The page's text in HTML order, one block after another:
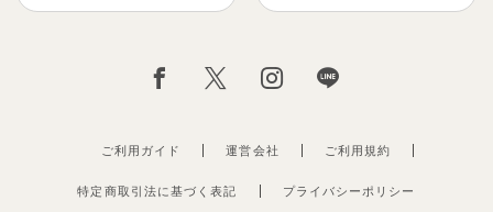
ご利用ガイド 運営会社
特定商取引法に基づく表記 プライバシーポリシー
ご利用規約